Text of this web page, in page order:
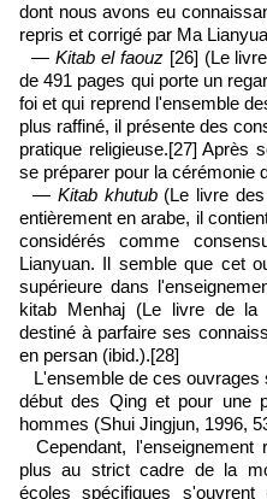
dont nous avons eu
repris et corrigé par Ma
— Kitab el faouz [26](Le
de 491 pages qui porte un
foi et qui reprend l'ensemble
plus raffiné, il présente des
pratique religieuse.[27]Après
se préparer pour la cérémonie
—Kitab khutub(Le livre
entièrement en arabe, il
considérés comme
Lianyuan. Il semble que cet
supérieure dans
kitab Menhaj (Le livre de
destiné à parfaire ses
en persan (ibid.).[28]
L'ensemble de ces ouvrages
début des Qing et pour une
hommes (Shui Jingjun, 1996,
Cependant, l'enseignement
plus au strict cadre de la
écoles spécifiques